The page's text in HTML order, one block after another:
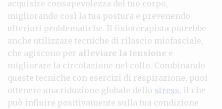
acquisire consapevolezza del tuo corpo,
migliorando così la tua postura e prevenendo
ulteriori problematiche. Il fisioterapista potrebbe
anche utilizzare tecniche di rilascio miofasciale,
che agiscono per alleviare la tensione e
migliorare la circolazione nel collo. Combinando
queste tecniche con esercizi di respirazione, puoi
ottenere una riduzione globale dello stress, il che
può influire positivamente sulla tua condizione